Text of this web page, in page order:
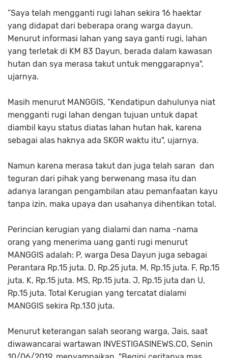
”Saya telah mengganti rugi lahan sekira 16 haektar
yang didapat dari beberapa orang warga dayun.
Menurut informasi lahan yang saya ganti rugi, lahan
yang terletak di KM 83 Dayun, berada dalam kawasan
hutan dan sya merasa takut untuk menggarapnya",
ujarnya.
Masih menurut MANGGIS, “Kendatipun dahulunya niat
mengganti rugi lahan dengan tujuan untuk dapat
diambil kayu status diatas lahan hutan hak, karena
sebagai alas haknya ada SKGR waktu itu", ujarnya.
Namun karena merasa takut dan juga telah saran dan
teguran dari pihak yang berwenang masa itu dan
adanya larangan pengambilan atau pemanfaatan kayu
tanpa izin, maka upaya dan usahanya dihentikan total.
Perincian kerugian yang dialami dan nama -nama
orang yang menerima uang ganti rugi menurut
MANGGIS adalah: P, warga Desa Dayun juga sebagai
Perantara Rp.15 juta. D, Rp.25 juta. M, Rp.15 juta. F, Rp.15
juta. K, Rp.15 juta. MS, Rp.15 juta. J, Rp.15 juta dan U,
Rp.15 juta. Total Kerugian yang tercatat dialami
MANGGIS sekira Rp.130 juta.
Menurut keterangan salah seorang warga, Jais, saat
diwawancarai wartawan INVESTIGASINEWS.CO, Senin